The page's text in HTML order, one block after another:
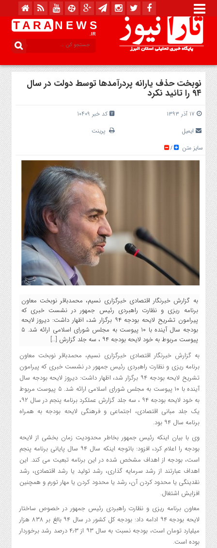
T A R A N E W S
.IR
نوبخت حذف یارانه پردرآمدها توسط دولت در سال
۹۴ را تائید نکرد
۱۷ آذر ۱۳۹۳
کد خبر 10409
ایمیل
پرینت
سایز متن
/
به گزارش خبرنگار اقتصادی خبرگزاری نسیم، محمدباقر نوبخت معاون
برنامه ریزی و نظارت راهبردی رئیس جمهور در نشست خبری که
پیرامون تشریح لایحه بودجه ۹۴ برگزار شد، اظهار داشت: دیروز لایحه
بودجه سال آینده با ۱۰ پیوست به مجلس شورای اسلامی ارائه شد. ۵
پیوست مربوط به خود لایحه بودجه ۹۴ ، سه جلد گزارش […]
به گزارش خبرنگار اقتصادی خبرگزاری نسیم، محمدباقر نوبخت معاون
برنامه ریزی و نظارت راهبردی رئیس جمهور در نشست خبری که پیرامون
تشریح لایحه بودجه ۹۴ برگزار شد، اظهار داشت: دیروز لایحه بودجه سال
آینده با ۱۰ پیوست به مجلس شورای اسلامی ارائه شد. ۵ پیوست مربوط
به خود لایحه بودجه ۹۴ ، سه جلد گزارش عملکرد برنامه پنجم در سال ۹۲،
یک جلد مبانی اقتصادی، اجتماعی و فرهنگی لایحه بودجه به همراه
برنامه سال ۹۴ بود.
وی با بیان اینکه رئیس جمهور بخاطر محدودیت زمان بخشی از لایحه
بودجه را اعلام کرد، افزود: باتوجه اینکه سال ۹۴ سال پایانی برنامه پنجم
است، بودجه از اهداف مشخص شده در این برنامه تبعیت می کند. این
اهداف عبارتند از رشد سرمایه گذاری، رشد تولید یا رشد اقتصادی، رشد
نقدینگی یا محدود کردن آن، رشد یا محدود کردن یا مهار تورم و همچنین
افزایش اشتغال.
معاون برنامه ریزی و نظارت راهبردی رئیس جمهور در خصوص ساختار
لایحه بودجه ۹۴ ادامه داد: بودجه کل کشور در سال ۹۴ بالغ بر ۸۳۸ هزار
میلیارد تومان است، بودجه نسبت به سال ۹۳ از ۴٫۳ درصد رشد برخوردار
بوده است.